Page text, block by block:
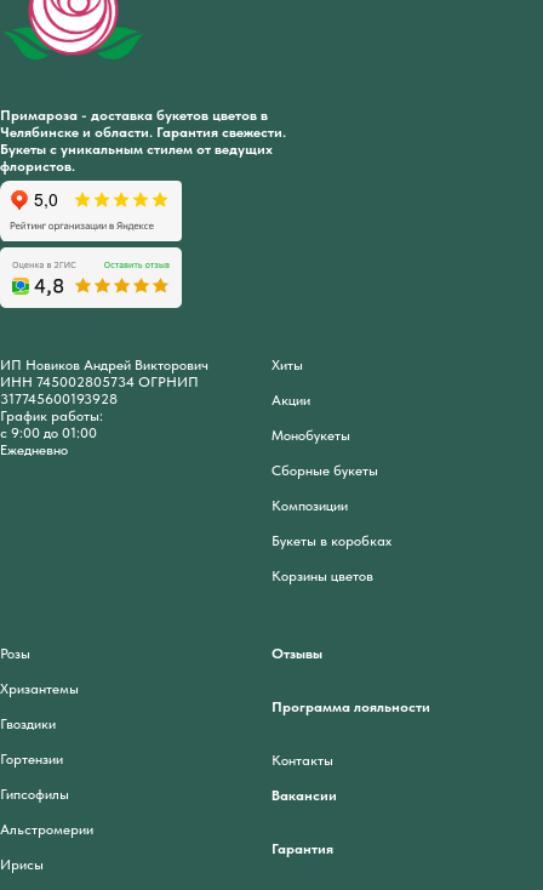
Примароза - доставка букетов цветов в
Челябинске и области. Гарантия свежести.
Букеты с уникальным стилем от ведущих
флористов.
ИП Новиков Андрей Викторович
ИНН 745002805734 ОГРНИП
317745600193928
График работы:
с 9:00 до 01:00
Ежедневно
Хиты
Акции
Монобукеты
Сборные букеты
Композиции
Букеты в коробках
Корзины цветов
Розы
Хризантемы
Гвоздики
Гортензии
Гипсофилы
Альстромерии
Ирисы
Отзывы
Программа лояльности
Контакты
Вакансии
Гарантия